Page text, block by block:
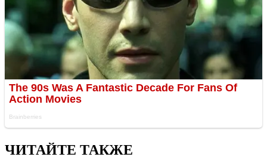
ЧИТАЙТЕ ТАКЖЕ